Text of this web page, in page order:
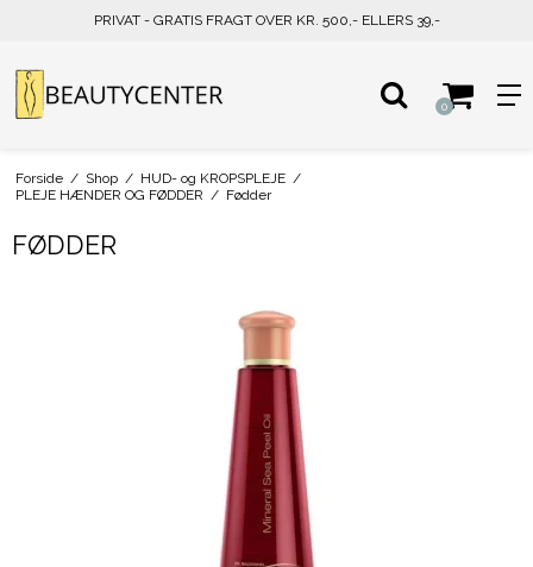
PRIVAT - GRATIS FRAGT OVER KR. 500,- ELLERS 39,-
0
Forside / Shop / HUD- og KROPSPLEJE /
PLEJE HÆNDER OG FØDDER / Fødder
FØDDER